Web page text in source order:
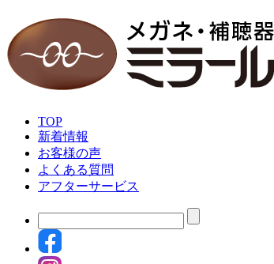
TOP
新着情報
お客様の声
よくある質問
アフターサービス